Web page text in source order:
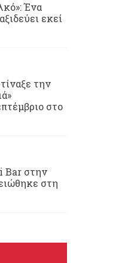
Ένα
εκεί
την
στο
Bar στην
στη